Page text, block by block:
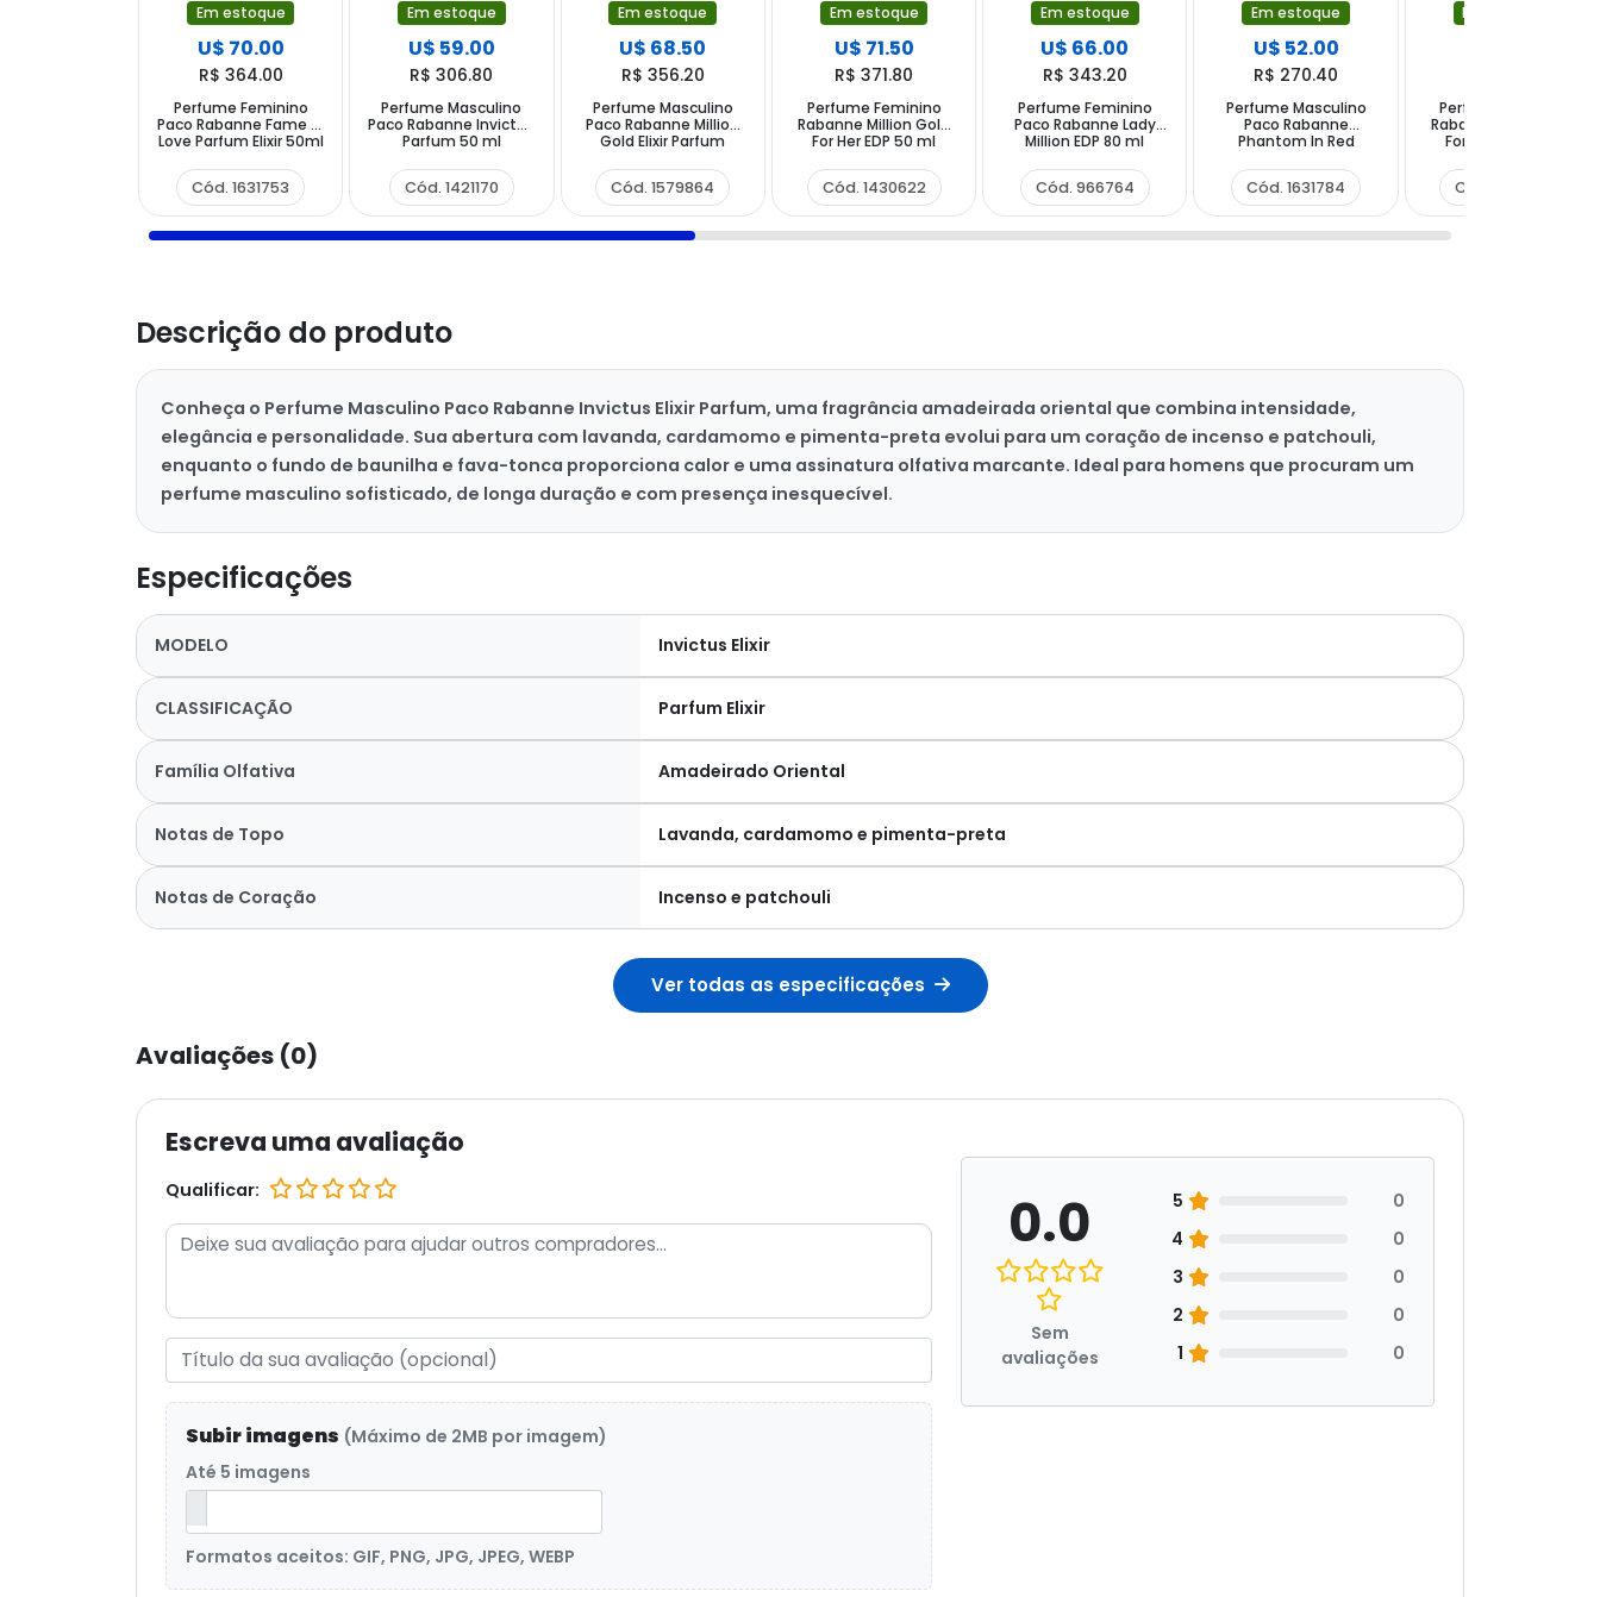
Em estoque
U$ 70.00
R$ 364.00
Perfume Feminino
Paco Rabanne Fame In
Love Parfum Elixir 50ml
Cód. 1631753
Em estoque
U$ 59.00
R$ 306.80
Perfume Masculino
Paco Rabanne Invictus
Parfum 50 ml
Cód. 1421170
Em estoque
U$ 68.50
R$ 356.20
Perfume Masculino
Paco Rabanne Million
Gold Elixir Parfum
Cód. 1579864
Em estoque
U$ 71.50
R$ 371.80
Perfume Feminino
Rabanne Million Gold
For Her EDP 50 ml
Cód. 1430622
Em estoque
U$ 66.00
R$ 343.20
Perfume Feminino
Paco Rabanne Lady
Million EDP 80 ml
Cód. 966764
Em estoque
U$ 52.00
R$ 270.40
Perfume Masculino
Paco Rabanne
Phantom In Red
Cód. 1631784
Em estoque
Perfume Feminino
Rabanne Million Gold
For Her EDP 90 ml
Cód. 1430639
Descrição do produto
Conheça o Perfume Masculino Paco Rabanne Invictus Elixir Parfum, uma fragrância amadeirada oriental que combina intensidade,
elegância e personalidade. Sua abertura com lavanda, cardamomo e pimenta-preta evolui para um coração de incenso e patchouli,
enquanto o fundo de baunilha e fava-tonca proporciona calor e uma assinatura olfativa marcante. Ideal para homens que procuram um
perfume masculino sofisticado, de longa duração e com presença inesquecível.
Especificações
MODELO Invictus Elixir
CLASSIFICAÇÃO Parfum Elixir
Família Olfativa Amadeirado Oriental
Notas de Topo Lavanda, cardamomo e pimenta-preta
Notas de Coração Incenso e patchouli
Ver todas as especificações
Avaliações (0)
Escreva uma avaliação
Qualificar:
Subir imagens (Máximo de 2MB por imagem)
Até 5 imagens
Formatos aceitos: GIF, PNG, JPG, JPEG, WEBP
0.0
Sem
avaliações
5
0
4
0
3
0
2
0
1
0